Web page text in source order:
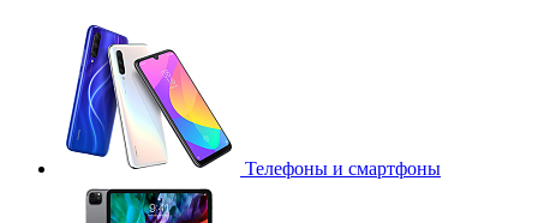
Телефоны и смартфоны